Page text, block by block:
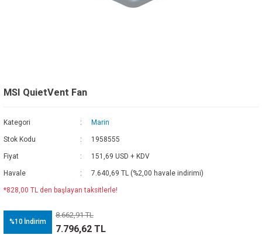
MSI QuietVent Fan
Kategori Marin
Stok Kodu 1958555
Fiyat 151,69 USD + KDV
Havale 7.640,69 TL (%2,00 havale indirimi)
*828,00 TL den başlayan taksitlerle!
%10 İndirim
8.662,91 TL
7.796,62 TL